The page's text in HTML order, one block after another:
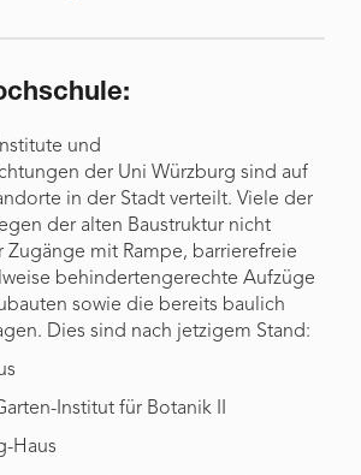
und
der Uni Würzburg sind auf
in der Stadt verteilt. Viele der
der alten Baustruktur nicht
Zugänge mit Rampe, barrierefreie
behindertengerechte Aufzüge
sowie die bereits baulich
Dies sind nach jetzigem Stand:
Institut für Botanik II
Haus